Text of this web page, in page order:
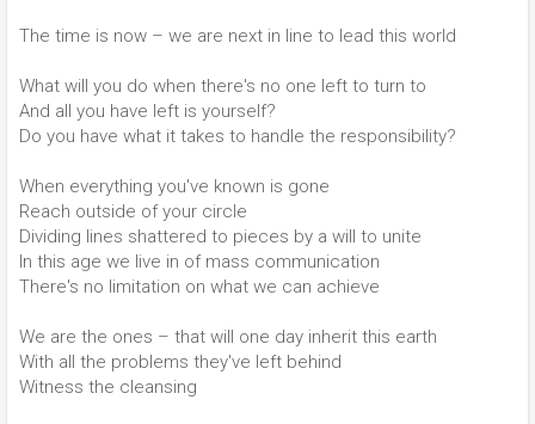
The time is now – we are next in line to lead this world
What will you do when there's no one left to turn to
And all you have left is yourself?
Do you have what it takes to handle the responsibility?
When everything you've known is gone
Reach outside of your circle
Dividing lines shattered to pieces by a will to unite
In this age we live in of mass communication
There's no limitation on what we can achieve
We are the ones – that will one day inherit this earth
With all the problems they've left behind
Witness the cleansing